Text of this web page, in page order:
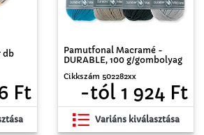
db
Ft
Pamutfonal Macramé -
DURABLE, 100 g/gombolyag
Cikkszám 502282xx
-tól 1 924 Ft
Variáns kiválasztása